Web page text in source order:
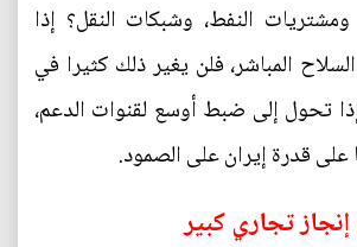
ومشتريات النفط، وشبكات النقل؟ إذا
المباشر، فلن يغير ذلك كثيرا في
إذا تحول إلى ضبط أوسع لقنوات الدعم،
على قدرة إيران على الصمود.